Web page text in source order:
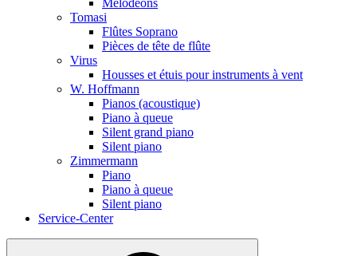
Melodeons
Tomasi
Flûtes Soprano
Pièces de tête de flûte
Virus
Housses et étuis pour instruments à vent
W. Hoffmann
Pianos (acoustique)
Piano à queue
Silent grand piano
Silent piano
Zimmermann
Piano
Piano à queue
Silent piano
Service-Center